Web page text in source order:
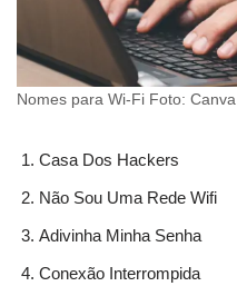
Nomes para Wi-Fi Foto: Canva
Casa Dos Hackers
Não Sou Uma Rede Wifi
Adivinha Minha Senha
Conexão Interrompida